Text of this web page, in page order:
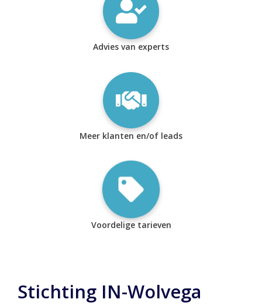
Advies van experts
Meer klanten en/of leads
Voordelige tarieven
Stichting IN-Wolvega